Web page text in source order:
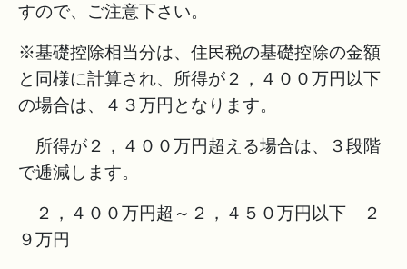
すので、ご注意下さい。
※基礎控除相当分は、住民税の基礎控除の金額
と同様に計算され、所得が２，４００万円以下
の場合は、４３万円となります。
所得が２，４００万円超える場合は、３段階
で逓減します。
２，４００万円超～２，４５０万円以下 ２
９万円